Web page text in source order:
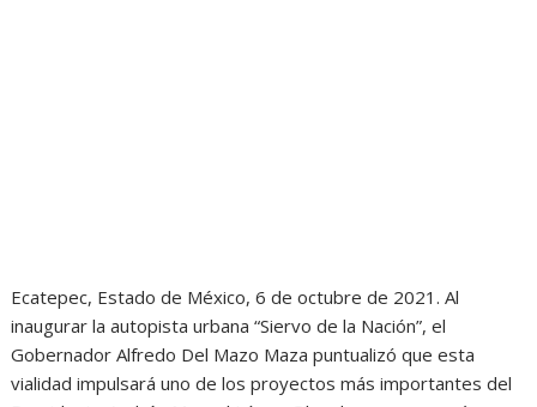
Ecatepec, Estado de México, 6 de octubre de 2021. Al
inaugurar la autopista urbana “Siervo de la Nación”, el
Gobernador Alfredo Del Mazo Maza puntualizó que esta
vialidad impulsará uno de los proyectos más importantes del